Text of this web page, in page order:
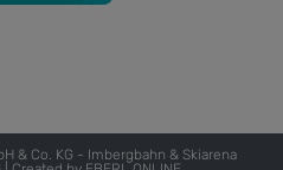
& Co. KG - Imbergbahn & Skiarena